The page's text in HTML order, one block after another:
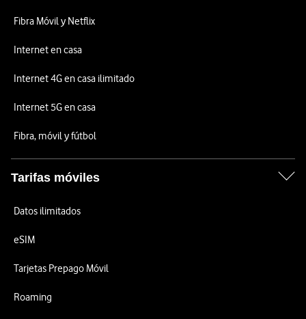
Fibra Móvil y Netflix
Internet en casa
Internet 4G en casa ilimitado
Internet 5G en casa
Fibra, móvil y fútbol
Tarifas móviles
Datos ilimitados
eSIM
Tarjetas Prepago Móvil
Roaming